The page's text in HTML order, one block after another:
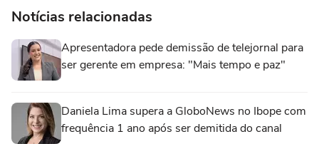
Notícias relacionadas
Apresentadora pede demissão de telejornal para
ser gerente em empresa: "Mais tempo e paz"
Daniela Lima supera a GloboNews no Ibope com
frequência 1 ano após ser demitida do canal